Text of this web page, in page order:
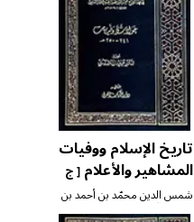
تاريخ الإسلام ووفيات
المشاهير والأعلام[ ج
١٨ ]
شمس الدين محمّد بن أحمد بن
عثمان الذّهبي